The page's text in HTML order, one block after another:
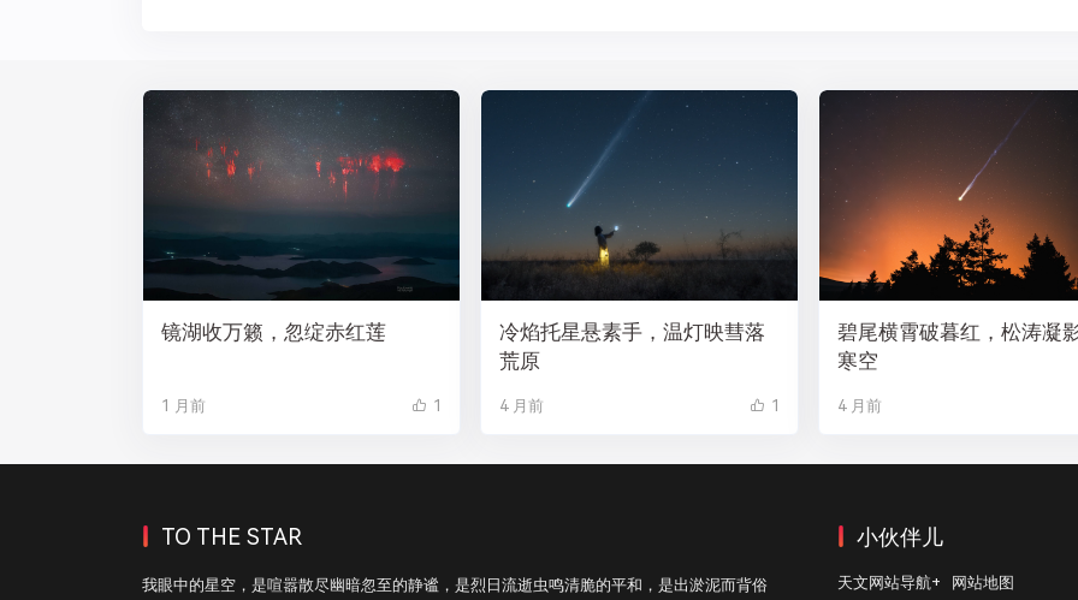
镜湖收万籁，忽绽赤红莲
1 月前 1
冷焰托星悬素手，温灯映彗落
荒原
4 月前 1
碧尾横霄破暮红，松涛凝
寒空
4 月前
TO THE STAR
我眼中的星空，是喧嚣散尽幽暗忽至的静谧，是烈日流逝虫鸣清脆的平和，是出淤泥而背俗
小伙伴儿
天文网站导航+ 网站地图